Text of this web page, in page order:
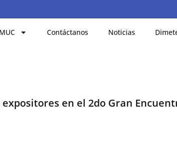
Contáctanos Noticias
en el 2do Gran